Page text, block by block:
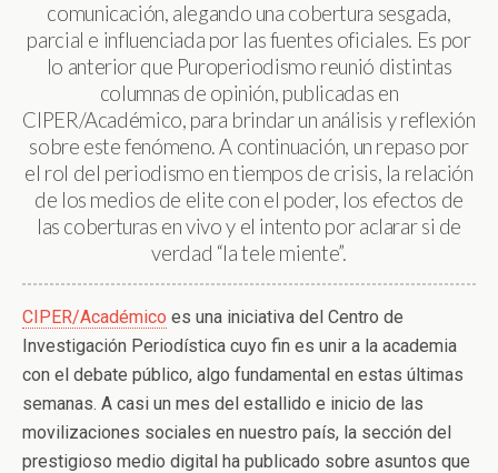
comunicación, alegando una cobertura sesgada,
parcial e influenciada por las fuentes oficiales. Es por
lo anterior que Puroperiodismo reunió distintas
columnas de opinión, publicadas en
CIPER/Académico, para brindar un análisis y reflexión
sobre este fenómeno. A continuación, un repaso por
el rol del periodismo en tiempos de crisis, la relación
de los medios de elite con el poder, los efectos de
las coberturas en vivo y el intento por aclarar si de
verdad “la tele miente”.
CIPER/Académico es una iniciativa del Centro de
Investigación Periodística cuyo fin es unir a la academia
con el debate público, algo fundamental en estas últimas
semanas. A casi un mes del estallido e inicio de las
movilizaciones sociales en nuestro país, la sección del
prestigioso medio digital ha publicado sobre asuntos que